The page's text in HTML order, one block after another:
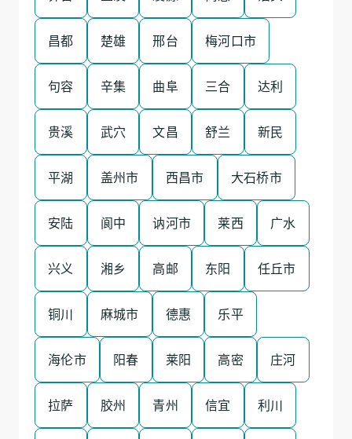
昌都 楚雄 邢台 梅河口市
句容 辛集 曲阜 三合 达利
贵溪 武穴 文昌 舒兰 新民
平湖 盖州市 西昌市 大石桥市
安陆 阆中 讷河市 莱西 广水
兴义 湘乡 高邮 东阳 任丘市
铜川 麻城市 德惠 乐平
海伦市 阳春 莱阳 高密 庄河
拉萨 胶州 青州 信宜 利川